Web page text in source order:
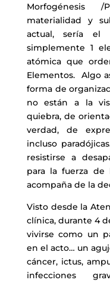
Morfogénesis /
materialidad y
actual, sería el
simplemente 1
atómica que
Elementos. Algo
forma de
no están a la
quiebra, de
verdad, de
incluso
resistirse a
para la fuerza
acompaña de la
Visto desde la
clínica, durante 4
vivirse como un
en el acto… un
cáncer, ictus,
infecciones